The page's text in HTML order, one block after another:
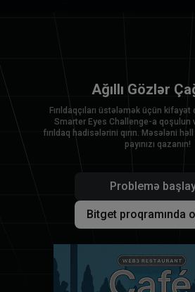
Ağıllı Gözlər
Fırıldaqçıları üstələmək üçün
Smarter Eyes Challenge-a qoşulun
fırıldaq hadisələrini qırın. Məsələni
payınızı qazanın!
Problemə
Bitget proqramında